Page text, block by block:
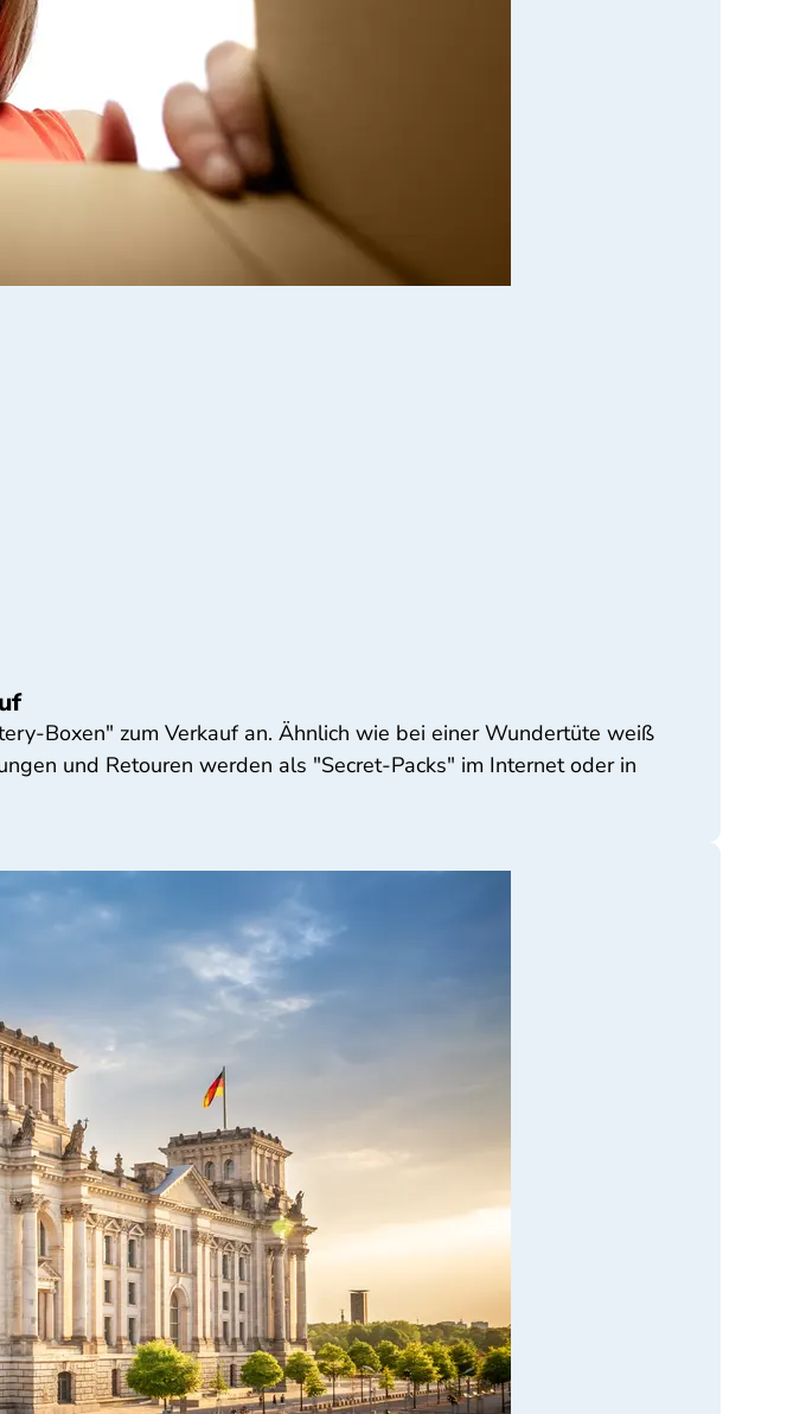
Boxen" zum Verkauf an. Ähnlich wie bei einer Wundertüte weiß
und Retouren werden als "Secret-Packs" im Internet oder in